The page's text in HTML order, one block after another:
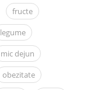
fructe
legume
mic dejun
obezitate